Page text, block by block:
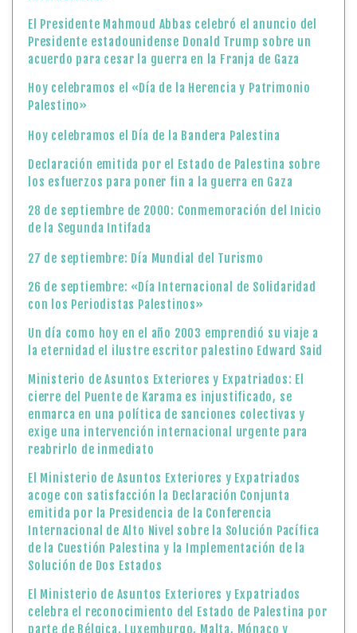
28 de septiembre de 2000: Conmemoración del Inicio
de la Segunda Intifada
27 de septiembre: Día Mundial del Turismo
26 de septiembre: «Día Internacional de Solidaridad
con los Periodistas Palestinos»
Un día como hoy en el año 2003 emprendió su viaje a
la eternidad el ilustre escritor palestino Edward Said
Ministerio de Asuntos Exteriores y Expatriados: El
cierre del Puente de Karama es injustificado, se
enmarca en una política de sanciones colectivas y
exige una intervención internacional urgente para
El Ministerio de Asuntos Exteriores y Expatriados
emitida por la Presidencia de la Conferencia
Internacional de Alto Nivel sobre la Solución Pacífica
de la Cuestión Palestina y la Implementación de la
Solución de Dos Estados
El Ministerio de Asuntos Exteriores y Expatriados
celebra el reconocimiento del Estado de Palestina por
parte de Bélgica, Luxemburgo, Malta, Mónaco y
Andorra como un paso histórico hacia la paz
El Ministerio de Asuntos Exteriores y Expatriados
acoge con satisfacción el reconocimiento del Estado
de Palestina por parte de la amiga República Francesa
El Ministerio de Asuntos Exteriores y Expatriados da
reconocido al Estado de Palestina —el Reino Unido,
Canadá y Australia— y considera que son decisiones